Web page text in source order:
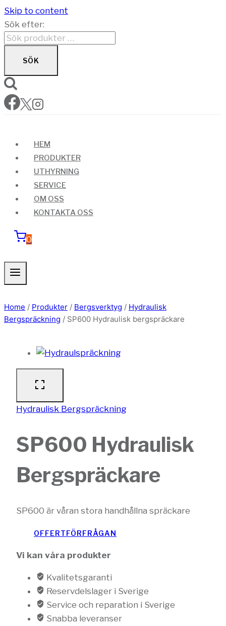
Skip to content
Sök efter:
SÖK
HEM
PRODUKTER
UTHYRNING
SERVICE
OM OSS
KONTAKTA OSS
0
Home / Produkter / Bergsverktyg / Hydraulisk
Bergspräckning / SP600 Hydraulisk bergspräckare
Hydraulisk Bergspräckning
SP600 Hydraulisk
Bergspräckare
SP600 är våran stora handhållna spräckare
OFFERTFÖRFRÅGAN
Vi kan våra produkter
Kvalitetsgaranti
Reservdelslager i Sverige
Service och reparation i Sverige
Snabba leveranser